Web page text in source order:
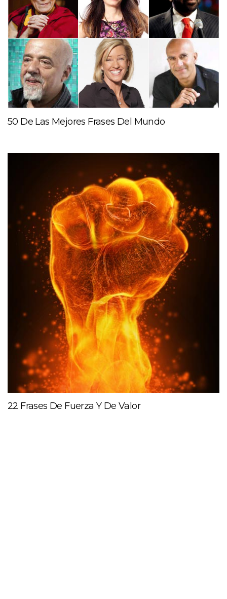
50 De Las Mejores Frases Del Mundo
22 Frases De Fuerza Y De Valor